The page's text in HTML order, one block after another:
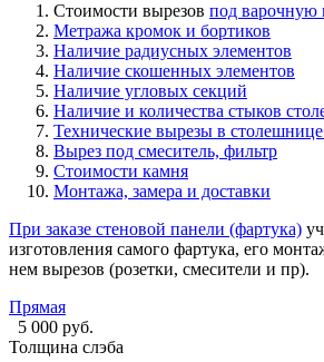
Стоимости вырезов под варочную
Метража кромок и бортиков
Наличие радиусных элементов
Наличие скошенных элементов
Наличие угловых секций
Наличие и количества стыков
Технические вырезы в
Вырез под смеситель, фильтр
Стоимости камня
Монтажа, замера и доставки
При заказе стеновой панели (фартука)
изготовления самого фартука, его
нем вырезов (розетки, смесители и пр).
Прямая
5 000 руб.
Толщина слэба